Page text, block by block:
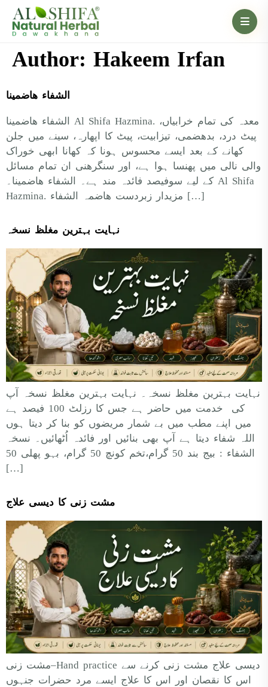
Author: Hakeem Irfan
الشفاء ھاضمینا
الشفاء ھاضمینا Al Shifa Hazmina. معدہ کی تمام خرابیاں،
پیٹ درد، بدھضمی، تیزابیت، پیٹ کا اپھارہ، سینے میں جلن
کھانے کے بعد ایسے محسوس ہونا کہ کھانا ابھی خوراک
والی نالی میں پھنسا ہوا ہے، اور سنگرھنی ان تمام مسائل
کے لیے سوفیصد فائدہ مند ہے۔ الشفاء ھاضمینا۔ Al Shifa
Hazmina. مزیدار زبردست ھاضمہ الشفاء […]
نہایت بہترین مغلظ نسخہ
نہایت بہترین مغلظ نسخہ۔ نہایت بہترین مغلظ نسخہ آپ
کی خدمت میں حاضر ہے جس کا رزلٹ 100 فیصد ہے
میں اپنے مطب میں بے شمار مریضوں کو بنا کر دیتا ہوں
اللہ شفاء دیتا ہے آپ بھی بنائیں اور فائدہ اُٹھائیں۔ نسخہ
الشفاء : بیج بند 50 گرام،تخم کونچ 50 گرام، بہو پھلی 50
[…]
مشت زنی کا دیسی علاج
مشت زنی–Hand practice دیسی علاج مشت زنی کرنے سے
اس کا نقصان اور اس کا علاج ایسے مرد حضرات جنہوں